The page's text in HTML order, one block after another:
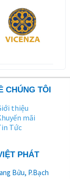
CHÚNG TÔI
thiệu
mãi
Tức
PHÁT
Bửu, P.Bạch